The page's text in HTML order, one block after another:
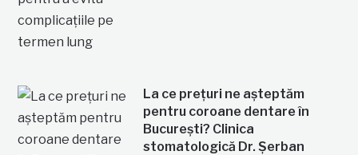
La ce prețuri ne așteptăm
pentru coroane dentare în
București? Clinica
stomatologică Dr. Șerban